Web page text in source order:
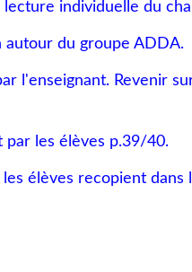
lecture individuelle du
du groupe ADDA.
l'enseignant. Revenir
par les élèves p.39/40.
élèves recopient